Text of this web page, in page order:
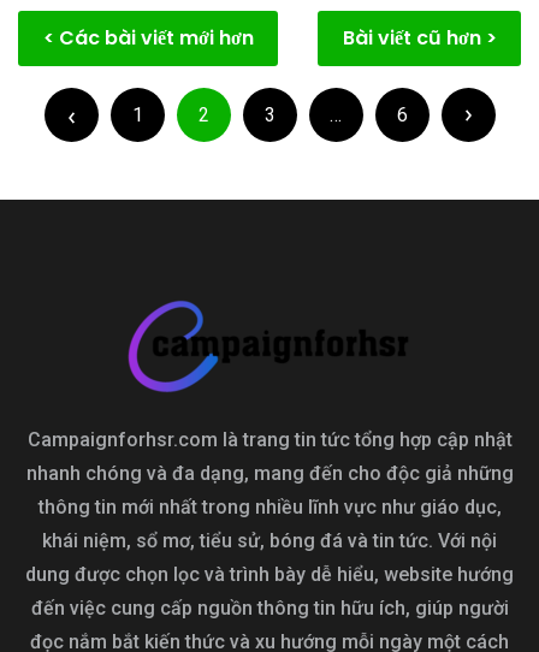
Điều
hướng
bài
viết
Bài viết cũ hơn
Các bài viết mới hơn
Phân
trang
1 2 3 … 6
Campaignforhsr.com là trang tin tức tổng hợp cập nhật
nhanh chóng và đa dạng, mang đến cho độc giả những
thông tin mới nhất trong nhiều lĩnh vực như giáo dục,
khái niệm, sổ mơ, tiểu sử, bóng đá và tin tức. Với nội
dung được chọn lọc và trình bày dễ hiểu, website hướng
đến việc cung cấp nguồn thông tin hữu ích, giúp người
đọc nắm bắt kiến thức và xu hướng mỗi ngày một cách